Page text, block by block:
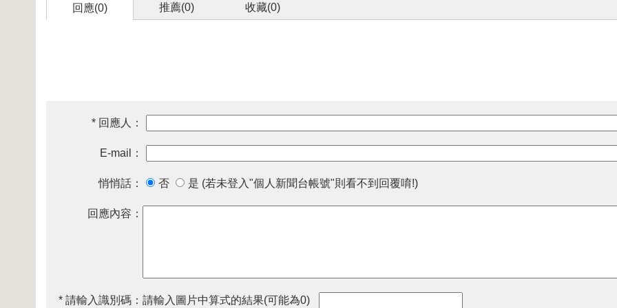
回應(0) 推薦(0) 收藏(0)
* 回應人：
E-mail：
悄悄話： 否 是 (若未登入"個人新聞台帳號"則看不到回覆唷!)
回應內容：
* 請輸入識別碼： 請輸入圖片中算式的結果(可能為0)